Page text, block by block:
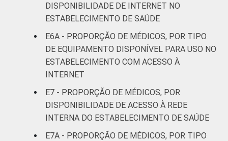
DISPONIBILIDADE DE INTERNET NO
ESTABELECIMENTO DE SAÚDE
E6A - PROPORÇÃO DE MÉDICOS, POR TIPO
DE EQUIPAMENTO DISPONÍVEL PARA USO NO
ESTABELECIMENTO COM ACESSO À
INTERNET
E7 - PROPORÇÃO DE MÉDICOS, POR
DISPONIBILIDADE DE ACESSO À REDE
INTERNA DO ESTABELECIMENTO DE SAÚDE
E7A - PROPORÇÃO DE MÉDICOS, POR TIPO